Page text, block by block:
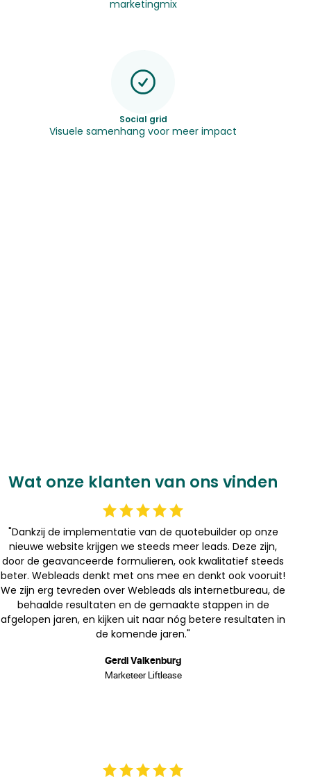
marketingmix
Social grid
Visuele samenhang voor meer impact
Wat onze klanten van ons vinden
"Dankzij de implementatie van de quotebuilder op onze
nieuwe website krijgen we steeds meer leads. Deze zijn,
door de geavanceerde formulieren, ook kwalitatief steeds
beter. Webleads denkt met ons mee en denkt ook vooruit!
We zijn erg tevreden over Webleads als internetbureau, de
behaalde resultaten en de gemaakte stappen in de
afgelopen jaren, en kijken uit naar nóg betere resultaten in
de komende jaren."
Gerdi Valkenburg
Marketeer Liftlease